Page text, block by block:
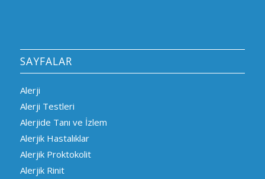
SAYFALAR
Alerji
Alerji Testleri
Alerjide Tanı ve İzlem
Alerjik Hastalıklar
Alerjik Proktokolit
Alerjik Rinit